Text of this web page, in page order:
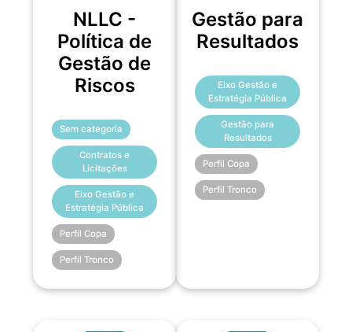
NLLC -
Política de
Gestão de
Riscos
Sem categoria
Contratos e
Licitações
Eixo Gestão e
Estratégia Pública
Perfil Copa
Perfil Tronco
Gestão para
Resultados
Eixo Gestão e
Estratégia Pública
Gestão para
Resultados
Perfil Copa
Perfil Tronco